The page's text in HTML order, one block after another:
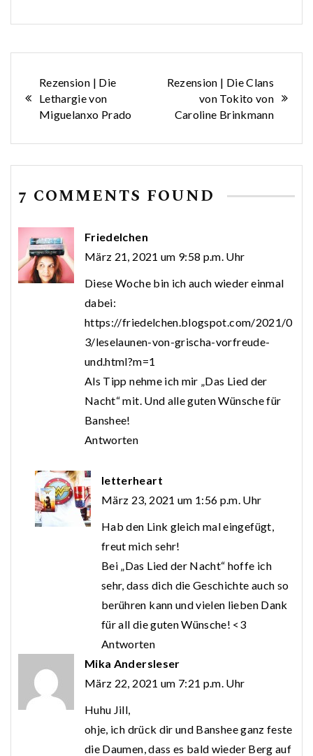
Beitragsnavigation
Rezension | Die
Lethargie von
Miguelanxo Prado
Rezension | Die Clans
von Tokito von
Caroline Brinkmann
7 COMMENTS FOUND
Friedelchen
März 21, 2021 um 9:58 p.m. Uhr
Diese Woche bin ich auch wieder einmal
dabei:
https://friedelchen.blogspot.com/2021/0
3/leselaunen-von-grischa-vorfreude-
und.html?m=1
Als Tipp nehme ich mir „Das Lied der
Nacht“ mit. Und alle guten Wünsche für
Banshee!
Antworten
letterheart
März 23, 2021 um 1:56 p.m. Uhr
Hab den Link gleich mal eingefügt,
freut mich sehr!
Bei „Das Lied der Nacht“ hoffe ich
sehr, dass dich die Geschichte auch so
berühren kann und vielen lieben Dank
für all die guten Wünsche! <3
Antworten
Mika Andersleser
März 22, 2021 um 7:21 p.m. Uhr
Huhu Jill,
ohje, ich drück dir und Banshee ganz feste
die Daumen, dass es bald wieder Berg auf